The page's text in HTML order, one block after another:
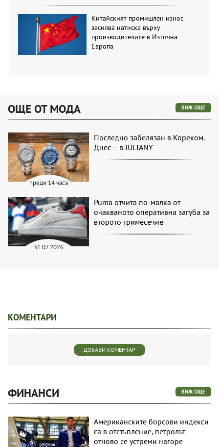
Китайският промишлен износ
засилва натиска върху
производителите в Източна
Европа
ОЩЕ ОТ МОДА ВИЖ ОЩЕ
преди 14 часа
Последно забелязан в Кореком.
Днес – в JULIANY
31.07.2026
Puma отчита по-малка от
очакваното оперативна загуба за
второто тримесечие
КОМЕНТАРИ
ДОБАВИ КОМЕНТАР
ФИНАНСИ ВИЖ ОЩЕ
Американските борсови индекси
са в отстъпление, петролът
отново се устреми нагоре